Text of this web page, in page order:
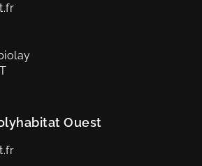
Ouest